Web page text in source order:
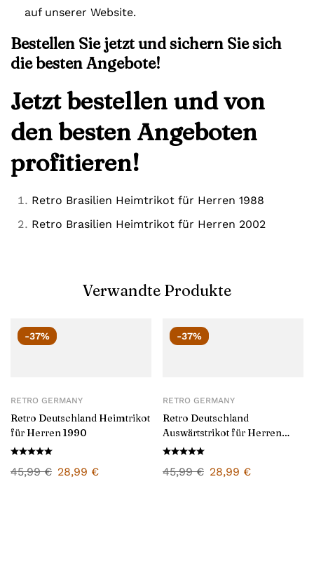
auf unserer Website.
Bestellen Sie jetzt und sichern Sie sich
die besten Angebote!
Jetzt bestellen und von
den besten Angeboten
profitieren!
Retro Brasilien Heimtrikot für Herren 1988
Retro Brasilien Heimtrikot für Herren 2002
Verwandte Produkte
-37%
RETRO GERMANY
Retro Deutschland Heimtrikot
für Herren 1990
45,99€ 28,99 €
-37%
RETRO GERMANY
Retro Deutschland
Auswärtstrikot für Herren
1992
45,99€ 28,99 €